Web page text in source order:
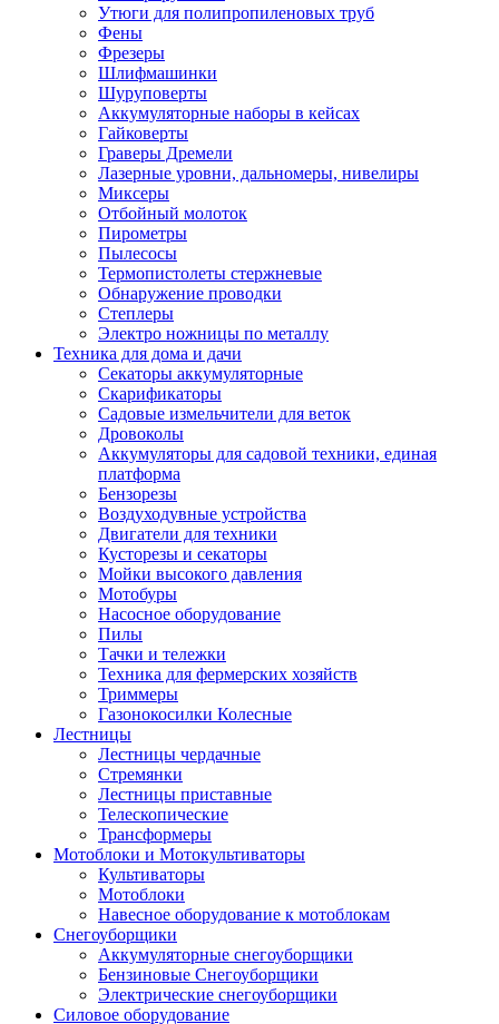
Утюги для полипропиленовых труб
Фены
Фрезеры
Шлифмашинки
Шуруповерты
Аккумуляторные наборы в кейсах
Гайковерты
Граверы Дремели
Лазерные уровни, дальномеры, нивелиры
Миксеры
Отбойный молоток
Пирометры
Пылесосы
Термопистолеты стержневые
Обнаружение проводки
Степлеры
Электро ножницы по металлу
Техника для дома и дачи
Секаторы аккумуляторные
Скарификаторы
Садовые измельчители для веток
Дровоколы
Аккумуляторы для садовой техники, единая
платформа
Бензорезы
Воздуходувные устройства
Двигатели для техники
Кусторезы и секаторы
Мойки высокого давления
Мотобуры
Насосное оборудование
Пилы
Тачки и тележки
Техника для фермерских хозяйств
Триммеры
Газонокосилки Колесные
Лестницы
Лестницы чердачные
Стремянки
Лестницы приставные
Телескопические
Трансформеры
Мотоблоки и Мотокультиваторы
Культиваторы
Мотоблоки
Навесное оборудование к мотоблокам
Снегоуборщики
Аккумуляторные снегоуборщики
Бензиновые Снегоуборщики
Электрические снегоуборщики
Силовое оборудование